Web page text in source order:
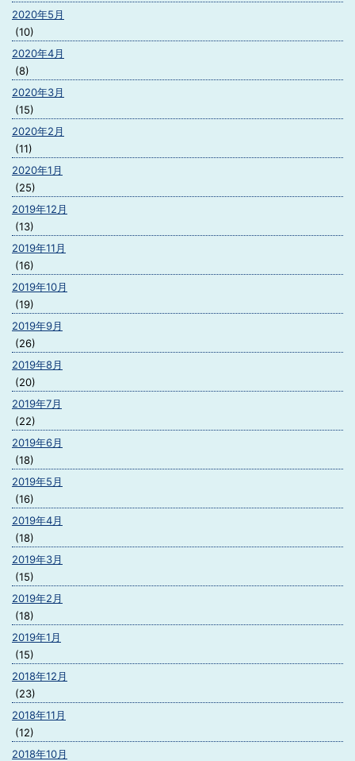
2020年5月
(10)
2020年4月
(8)
2020年3月
(15)
2020年2月
(11)
2020年1月
(25)
2019年12月
(13)
2019年11月
(16)
2019年10月
(19)
2019年9月
(26)
2019年8月
(20)
2019年7月
(22)
2019年6月
(18)
2019年5月
(16)
2019年4月
(18)
2019年3月
(15)
2019年2月
(18)
2019年1月
(15)
2018年12月
(23)
2018年11月
(12)
2018年10月